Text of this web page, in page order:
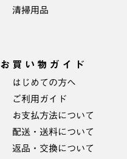
清掃用品
お買い物ガイド
はじめての方へ
ご利用ガイド
お支払方法について
配送・送料について
返品・交換について